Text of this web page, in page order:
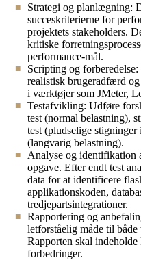
Strategi og planlægning:
succeskriterierne for
projektets stakeholders.
kritiske
performance-mål.
Scripting og
realistisk brugeradfærd
i værktøjer som JMeter,
Testafvikling: Udføre
test (normal belastning),
test (pludselige
(langvarig belastning).
Analyse og identifikation
opgave. Efter endt test
data for at identificere
applikationskoden,
tredjepartsintegrationer.
Rapportering og
letforståelig måde til
Rapporten skal
forbedringer.